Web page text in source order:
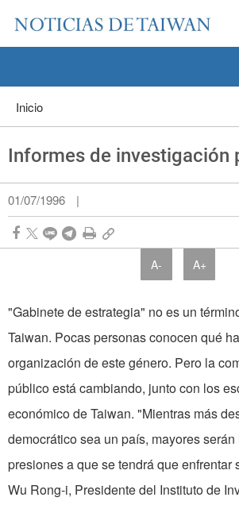
Pase a contenido principal
Inicio
Informes de investigación
01/07/1996 |
A- A+
"Gabinete de estrategia" no es un
Taiwan. Pocas personas conocen qué
organización de este género. Pero la
público está cambiando, junto con los
económico de Taiwan. "Mientras más
democrático sea un país, mayores
presiones a que se tendrá que enfrentar
Wu Rong-i, Presidente del Instituto de